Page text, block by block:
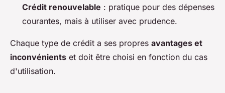
Crédit renouvelable : pratique pour des dépenses
courantes, mais à utiliser avec prudence.
Chaque type de crédit a ses propres avantages et
inconvénients et doit être choisi en fonction du cas
d'utilisation.